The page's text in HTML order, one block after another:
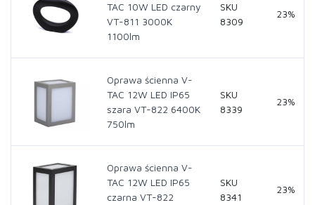
TAC 10W LED czarny
VT-811 3000K
1100lm
SKU
8309
23%
Oprawa ścienna V-
TAC 12W LED IP65
szara VT-822 6400K
750lm
SKU
8339
23%
Oprawa ścienna V-
TAC 12W LED IP65
czarna VT-822
SKU
8341
23%